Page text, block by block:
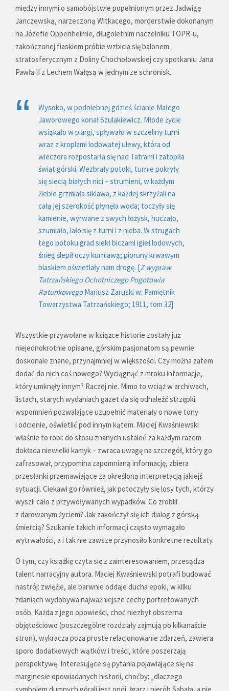
między innymi o samobójstwie popełnionym przez Jadwigę
Janczewską, narzeczoną Witkacego, morderstwie dokonanym
na Józefie Oppenheimie, długoletnim naczelniku TOPR-u,
zakończonej fiaskiem próbie wzbicia się balonem
stratosferycznym z Doliny Chochołowskiej czy spotkaniu Jana
Pawła II z Lechem Wałęsą w jednym ze schronisk.
Wysoko, w podniebnej gdzieś ścianie Małego
Jaworowego konał Szulakiewicz. Młode życie
wsiąkało w piargi, spływało w szczeliny turni
wraz z kroplami lodowatej ulewy, która od
wieczora rozpostarła się nad Tatrami i zatopiła
świat górski. Wezbrały potoki, turnie pokryły
się siecią białych nici – strumieni, w każdym
żlebie grzmiała siklawa, z każdej skrzyżali na
całą jej szerokość płynęła woda; toczyły się
kamienie, wyrwane z swych łożysk, huczało,
szumiało, lało się z turni i z nieba. W strugach
tego potoku grad siekł biczami igieł lodowych,
śnieg ślepił oczy kurniawą; pioruny krwawym
blaskiem oświetlały nam drogę. [Z wypraw
Tatrzańskiego Ochotniczego Pogotowia
RatunkowegoMariusz Zaruski w: Pamiętnik
Towarzystwa Tatrzańskiego; 1911, tom 32]
Wszystkie przywołane w książce historie zostały już
niejednokrotnie opisane, górskim pasjonatom są pewnie
doskonale znane, przynajmniej w większości. Czy można zatem
dodać do nich coś nowego? Wyciągnąć z mroku informacje,
który umknęły innym? Raczej nie. Mimo to wciąż w archiwach,
listach, starych wydaniach gazet da się odnaleźć strzępki
wspomnień pozwalające uzupełnić materiały o nowe tony
i odcienie, oświetlić pod innym kątem. Maciej Kwaśniewski
właśnie to robi: do stosu znanych ustaleń za każdym razem
dokłada niewielki kamyk – zwraca uwagę na szczegół, który go
zafrasował, przypomina zapomnianą informację, zbiera
przesłanki przemawiające za określoną interpretacją jakiejś
sytuacji. Ciekawi go również, jak potoczyły się losy tych, którzy
wyszli cało z przywoływanych wypadków. Co zrobili
z darowanym życiem? Jak zakończył się ich dialog z górską
śmiercią? Szukanie takich informacji często wymagało
wytrwałości, a i tak nie zawsze przynosiło konkretne rezultaty.
O tym, czy książkę czyta się z zainteresowaniem, przesądza
talent narracyjny autora. Maciej Kwaśniewski potrafi budować
nastrój: zwięźle, ale barwnie oddaje ducha epoki, w kilku
zdaniach wydobywa najważniejsze cechy portretowanych
osób. Każda z jego opowieści, choć niezbyt obszerna
objętościowo (poszczególne rozdziały zajmują po kilkanaście
stron), wykracza poza proste relacjonowanie zdarzeń, zawiera
sporo dodatkowych wątków i treści, które poszerzają
perspektywę. Interesujące są pytania pojawiające się na
marginesie opowiadanych historii, choćby: „dlaczego
symbolem dumnych górali jest opój, łgarz i nierób Sabała, a nie